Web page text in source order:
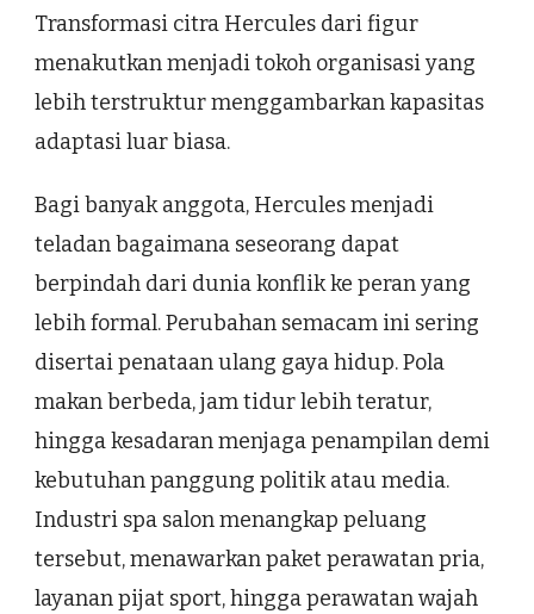
Transformasi citra Hercules dari figur
menakutkan menjadi tokoh organisasi yang
lebih terstruktur menggambarkan kapasitas
adaptasi luar biasa.
Bagi banyak anggota, Hercules menjadi
teladan bagaimana seseorang dapat
berpindah dari dunia konflik ke peran yang
lebih formal. Perubahan semacam ini sering
disertai penataan ulang gaya hidup. Pola
makan berbeda, jam tidur lebih teratur,
hingga kesadaran menjaga penampilan demi
kebutuhan panggung politik atau media.
Industri spa salon menangkap peluang
tersebut, menawarkan paket perawatan pria,
layanan pijat sport, hingga perawatan wajah